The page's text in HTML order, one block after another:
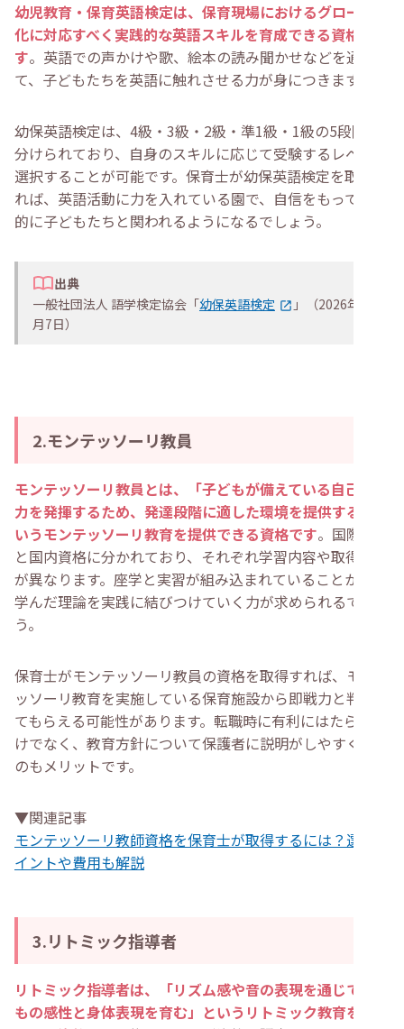
幼児教育・保育英語検定は、保育現場におけるグローバル
化に対応すべく実践的な英語スキルを育成できる資格で
す。英語での声かけや歌、絵本の読み聞かせなどを通じ
て、子どもたちを英語に触れさせる力が身につきます。
幼保英語検定は、4級・3級・2級・準1級・1級の5段階に
分けられており、自身のスキルに応じて受験するレベルを
選択することが可能です。保育士が幼保英語検定を取得す
れば、英語活動に力を入れている園で、自信をもって積極
的に子どもたちと関われるようになるでしょう。
出典
一般社団法人 語学検定協会「幼保英語検定
」（2026年8
月7日）
2.モンテッソーリ教員
モンテッソーリ教員とは、「子どもが備えている自己教育
力を発揮するため、発達段階に適した環境を提供する」と
いうモンテッソーリ教育を提供できる資格です。国際資格
と国内資格に分かれており、それぞれ学習内容や取得方法
が異なります。座学と実習が組み込まれていることから、
学んだ理論を実践に結びつけていく力が求められるでしょ
う。
保育士がモンテッソーリ教員の資格を取得すれば、モンテ
ッソーリ教育を実施している保育施設から即戦力と判断し
てもらえる可能性があります。転職時に有利にはたらくだ
けでなく、教育方針について保護者に説明がしやすくなる
のもメリットです。
▼関連記事
モンテッソーリ教師資格を保育士が取得するには？選ぶポ
イントや費用も解説
3.リトミック指導者
リトミック指導者は、「リズム感や音の表現を通じて子ど
もの感性と身体表現を育む」というリトミック教育を実践